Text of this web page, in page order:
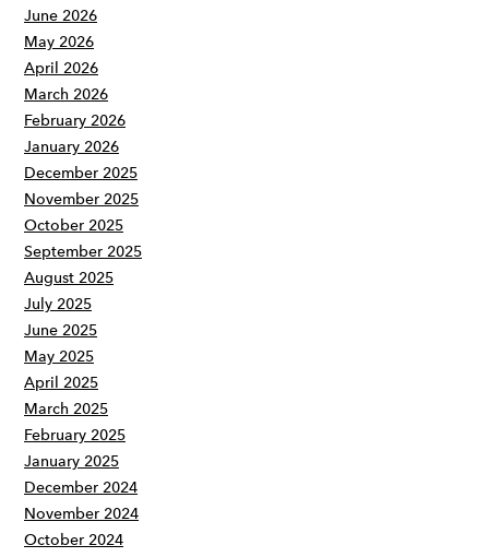
June 2026
May 2026
April 2026
March 2026
February 2026
January 2026
December 2025
November 2025
October 2025
September 2025
August 2025
July 2025
June 2025
May 2025
April 2025
March 2025
February 2025
January 2025
December 2024
November 2024
October 2024